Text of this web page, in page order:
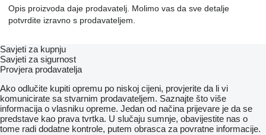
Opis proizvoda daje prodavatelj. Molimo vas da sve detalje
potvrdite izravno s prodavateljem.
Savjeti za kupnju
Savjeti za sigurnost
Provjera prodavatelja
Ako odlučite kupiti opremu po niskoj cijeni, provjerite da li vi
komunicirate sa stvarnim prodavateljem. Saznajte što više
informacija o vlasniku opreme. Jedan od načina prijevare je da se
predstave kao prava tvrtka. U slučaju sumnje, obavijestite nas o
tome radi dodatne kontrole, putem obrasca za povratne informacije.